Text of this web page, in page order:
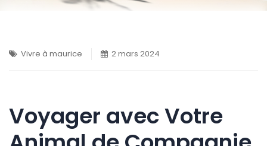
Vivre à maurice 2 mars 2024
Voyager avec Votre